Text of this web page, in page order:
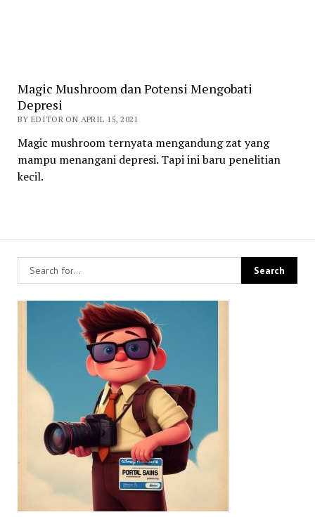
Magic Mushroom dan Potensi Mengobati
Depresi
BY EDITOR ON APRIL 15, 2021
Magic mushroom ternyata mengandung zat yang
mampu menangani depresi. Tapi ini baru penelitian
kecil.